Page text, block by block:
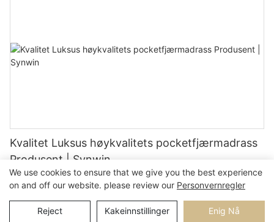
Kvalitet Luksus høykvalitets pocketfjærmadrass
Produsent | Synwin
Copyright © 2026 | SittekartPersonvernerklæring
We use cookies to ensure that we give you the best experience
on and off our website. please review our Personvernregler
Reject Kakeinnstillinger Enig Nå